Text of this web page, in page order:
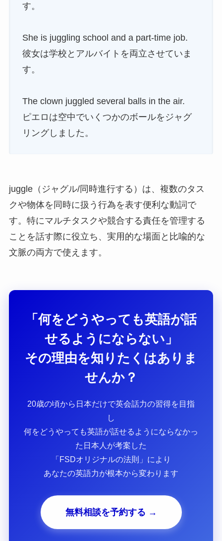
す。
She is juggling school and a part-time job.
彼女は学校とアルバイトを両立させていま
す。
The clown juggled several balls in the air.
ピエロは空中でいくつかのボールをジャグ
リングしました。
juggle（ジャグル/同時進行する）は、複数のタス
クや物体を同時に扱う行為を表す便利な動詞で
す。特にマルチタスクや競合する責任を管理する
ことを話す際に役立ち、実用的な場面と比喩的な
文脈の両方で使えます。
「何をどうやっても英語が話
せるようにならない」
その理由を知りたくはありま
せんか？
20歳の頃から日本だけで英会話力の習得を目指
し
何をどうやっても英語が話せるようにならなかっ
た日本人が考案した
「FSDオリジナルの法則」により
あなたの英語力が根本から変わります
無料相談を予約する →